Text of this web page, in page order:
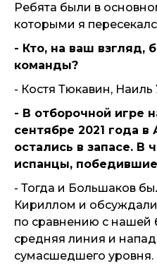
Ребята были в
которыми я
- Кто, на ваш взгляд,
команды?
- Костя Тюкавин,
- В отборочной игре
сентябре 2021 года
остались в запасе. В
испанцы, победившие
- Тогда и Большаков
Кириллом и
по сравнению с нашей
средняя линия и
сумасшедшего уровня.